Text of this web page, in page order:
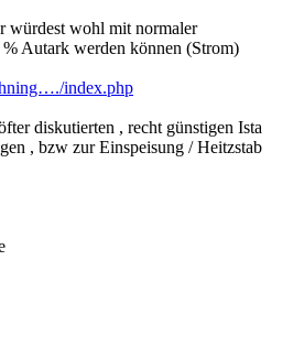
würdest wohl mit normaler
Autark werden können (Strom)
index.php
diskutierten , recht günstigen Ista
, bzw zur Einspeisung / Heitzstab